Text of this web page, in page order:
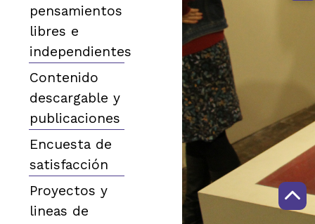
pensamientos
libres e
independientes
Contenido
descargable y
publicaciones
Encuesta de
satisfacción
Proyectos y
lineas de